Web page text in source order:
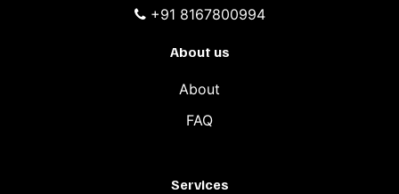
+91 8167800994
About us
About
FAQ
Services